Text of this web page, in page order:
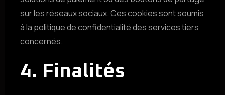
sur les réseaux sociaux. Ces cookies sont soumis
à la politique de confidentialité des services tiers
concernés.
4. Finalités